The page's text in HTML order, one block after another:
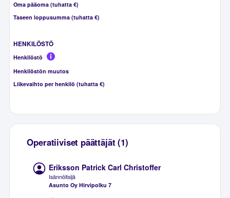
Oma pääoma (tuhatta €)
Taseen loppusumma (tuhatta €)
HENKILÖSTÖ
Henkilöstö
Henkilöstön muutos
Liikevaihto per henkilö (tuhatta €)
Operatiiviset päättäjät (1)
Eriksson Patrick Carl Christoffer
Isännöitsijä
Asunto Oy Hirvipolku 7